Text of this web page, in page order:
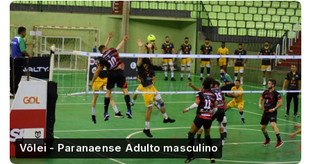
Vôlei - Paranaense Adulto masculino